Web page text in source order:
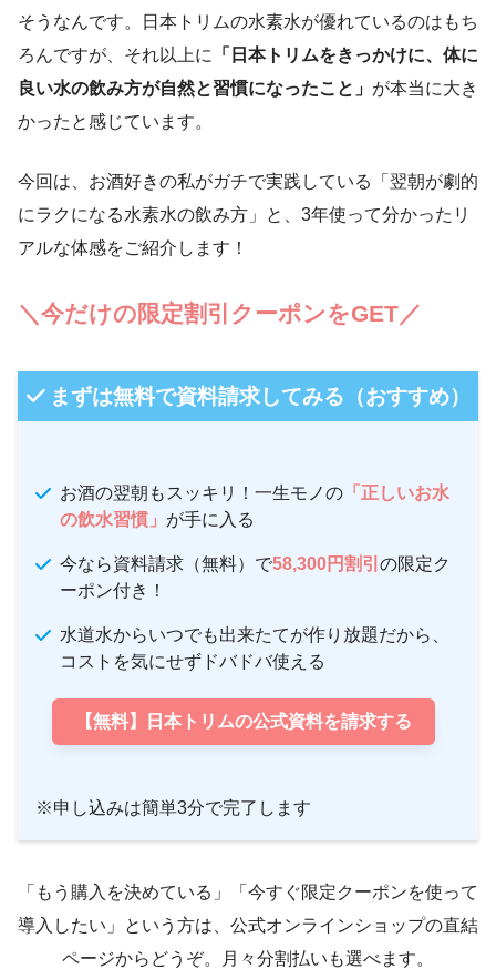
そうなんです。日本トリムの水素水が優れているのはもち
ろんですが、それ以上に
「日本トリムをきっかけに、体に
良い水の飲み方が自然と習慣になったこと」 が本当に大き
かったと感じています。
今回は、お酒好きの私がガチで実践している「翌朝が劇的
にラクになる水素水の飲み方」と、3年使って分かったリ
アルな体感をご紹介します！
＼今だけの限定割引クーポンをGET／
まずは無料で資料請求してみる（おすすめ）
お酒の翌朝もスッキリ！一生モノの 「正しいお水
の飲水習慣」 が手に入る
今なら資料請求（無料）で58,300円割引の限定ク
ーポン付き！
水道水からいつでも出来たてが作り放題だから、
コストを気にせずドバドバ使える
【無料】日本トリムの公式資料を請求する
※申し込みは簡単3分で完了します
「もう購入を決めている」「今すぐ限定クーポンを使って
導入したい」という方は、公式オンラインショップの直結
ページからどうぞ。月々分割払いも選べます。